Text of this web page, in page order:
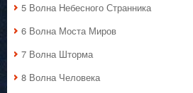
5 Волна Небесного Странника
6 Волна Моста Миров
7 Волна Шторма
8 Волна Человека